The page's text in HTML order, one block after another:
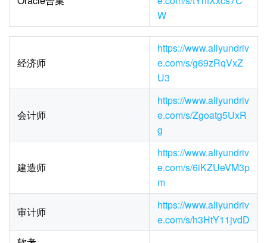
W
经济师
https://www.aliyundriv
e.com/s/g69zRqVxZ
U3
会计师
https://www.aliyundriv
e.com/s/Zgoatg5UxR
g
建造师
https://www.aliyundriv
e.com/s/6iKZUeVM3p
m
审计师
https://www.aliyundriv
e.com/s/h3HtY11jvdD